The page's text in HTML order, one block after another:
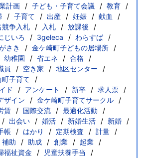
計画
子ども・子育て会議
教育
子育て 出産 妊娠
献血
競争入札 入札
放課後
じいろ 3geleca
わらすば
さき
金ケ崎町子どもの居場所
幼稚園 省エネ
合格
員 空き家
地区センター
町子育て
ド
アンケート 新卒
求人票
ザイン
金ケ崎町子育てサークル
賃 国際交流
最適化活動
出会い 婚活 新婚生活
新婚
帳 はかり 定期検査
計量
補助 助成 創業
起業
福祉資金
児童扶養手当